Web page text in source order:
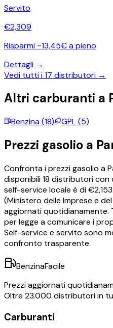
Servito
€2,309
Risparmi ~13,45€ a pieno
Dettagli →
Vedi tutti i17 distributori →
Altri carburanti a
Benzina(18) GPL(5)
Prezzi gasolio a
Confronta i prezzigasolio a
disponibili18 distributori con
self-service locale è di €2,153.
(Ministero delle Imprese e
aggiornati
per legge a comunicare i
Self-service e servito sono
confronto trasparente.
BenzinaFacile
Prezzi aggiornati
Oltre 23.000 distributori in
Carburanti